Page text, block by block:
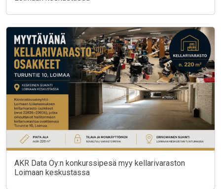
AKR Data Oy:n konkurssipesä myy kellarivaraston
Loimaan keskustassa